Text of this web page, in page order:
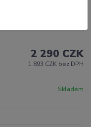
Skladem
2 290 CZK
1 893 CZK bez DPH